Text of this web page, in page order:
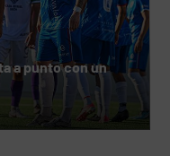
a punto con un